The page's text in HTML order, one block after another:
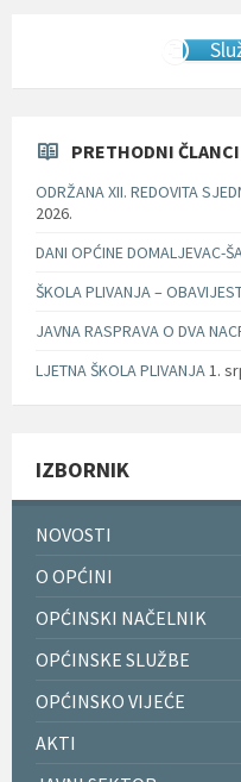
PRETHODNI ČLANCI
ODRŽANA XII. REDOVITA
2026.
DANI OPĆINE DOMALJEVAC-
ŠKOLA PLIVANJA –
JAVNA RASPRAVA O DVA
LJETNA ŠKOLA PLIVANJA 1.
IZBORNIK
NOVOSTI
O OPĆINI
OPĆINSKI NAČELNIK
OPĆINSKE SLUŽBE
OPĆINSKO VIJEĆE
AKTI